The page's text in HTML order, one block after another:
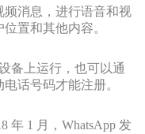
消息，进行语音和视
置和其他内容。
备上运行，也可以通
话号码才能注册。
年 1 月，WhatsApp 发